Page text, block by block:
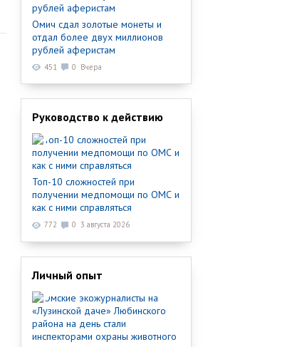
Омич сдал золотые монеты и
отдал более двух миллионов
рублей аферистам
451 0 Вчера
Руководство к действию
Топ-10 сложностей при
получении медпомощи по ОМС и
как с ними справляться
772 0 3 августа 2026
Личный опыт